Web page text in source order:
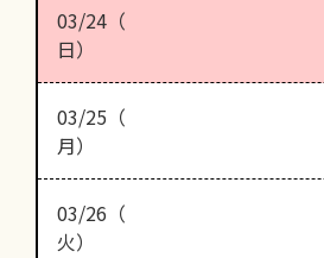
03/24（
日）
03/25（
月）
03/26（
火）